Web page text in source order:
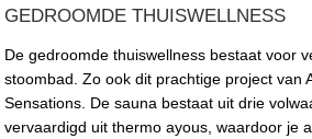
GEDROOMDE THUISWELLNESS
De gedroomde thuiswellness bestaat voor
stoombad. Zo ook dit prachtige project van
Sensations. De sauna bestaat uit drie
vervaardigd uit thermo ayous, waardoor je